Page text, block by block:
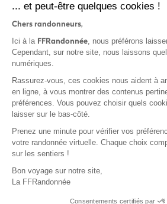
Protection des
Politique de
... et peut-être quelques cookies !
Chers randonneurs,
Ici à la FFRandonnée, nous préférons
Cependant, sur notre site, nous laissons
numériques.
Rassurez-vous, ces cookies nous aident à
en ligne, à vous montrer des contenus
préférences. Vous pouvez choisir quels
laisser sur le bas-côté.
Prenez une minute pour vérifier vos
votre randonnée virtuelle. Chaque choix
sur les sentiers !
Bon voyage sur notre site,
La FFRandonnée
Consentements certifiés par